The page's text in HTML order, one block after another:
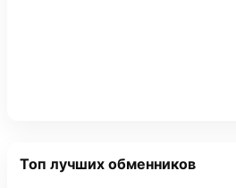
Топ лучших обменников